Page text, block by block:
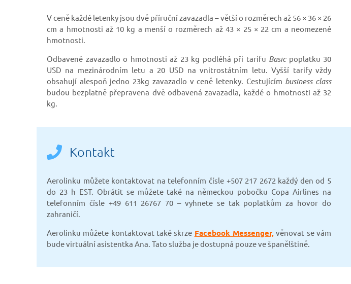
V ceně každé letenky jsou dvě příruční zavazadla– větší o rozměrech až 56 × 36 × 26
cm a hmotnosti až 10 kg a menší o rozměrech až 43 × 25 × 22 cm a neomezené
hmotnosti.
Odbavené zavazadlo o hmotnosti až 23 kg podléhá při tarifu Basic poplatku 30
USD na mezinárodním letu a 20 USD na vnitrostátním letu. Vyšší tarify vždy
obsahují alespoň jedno 23kg zavazadlo v ceně letenky. Cestujícím business class
budou bezplatně přepravena dvě odbavená zavazadla, každé o hmotnosti až 32
kg.
Kontakt
Aerolinku můžete kontaktovat na telefonním čísle +507 217 2672 každý den od 5
do 23 h EST. Obrátit se můžete také na německou pobočku Copa Airlines na
telefonním čísle +49 611 26767 70 – vyhnete se tak poplatkům za hovor do
zahraničí.
Aerolinku můžete kontaktovat také skrze Facebook Messenger, věnovat se vám
bude virtuální asistentka Ana. Tato služba je dostupná pouze ve španělštině.